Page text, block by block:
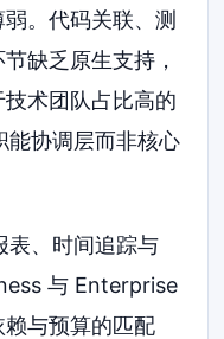
。代码关联、测
缺乏原生支持，
术团队占比高的
能协调层而非核心
表、时间追踪与
与 Enterprise
与预算的匹配